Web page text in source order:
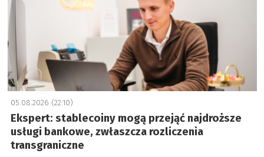
05.08.2026 (22:10)
Ekspert: stablecoiny mogą przejąć najdroższe
usługi bankowe, zwłaszcza rozliczenia
transgraniczne